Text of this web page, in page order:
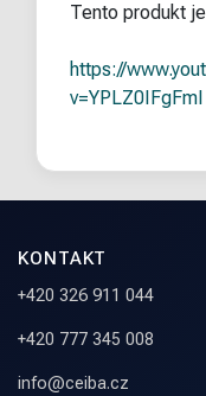
Tento produkt
https://
v=YPLZ0IFgFmI
KONTAKT
+420 326 911 044
+420 777 345 008
info@ceiba.cz